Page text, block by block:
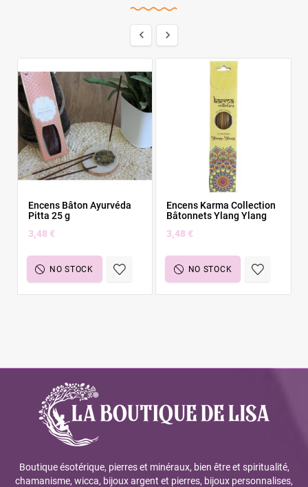
 
Encens Bâton Ayurvéda
Pitta 25 g
3,48 €
NO STOCK
Encens Karma Collection
Bâtonnets Ylang Ylang
3,48 €
NO STOCK
Boutique ésotérique, pierres et minéraux, bien être et spiritualité,
chamanisme, wicca, bijoux argent et pierres, bijoux personnalises,